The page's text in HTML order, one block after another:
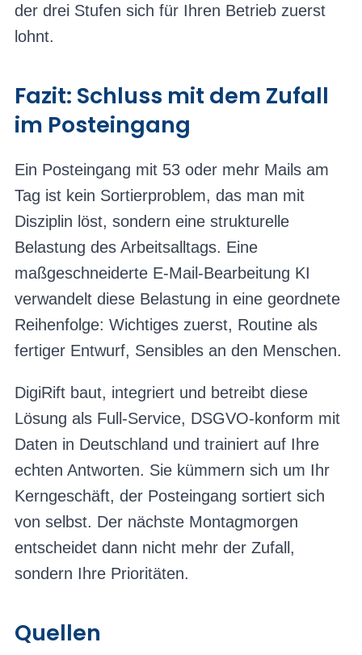
der drei Stufen sich für Ihren Betrieb zuerst
lohnt.
Fazit: Schluss mit dem Zufall
im Posteingang
Ein Posteingang mit 53 oder mehr Mails am
Tag ist kein Sortierproblem, das man mit
Disziplin löst, sondern eine strukturelle
Belastung des Arbeitsalltags. Eine
maßgeschneiderte E-Mail-Bearbeitung KI
verwandelt diese Belastung in eine geordnete
Reihenfolge: Wichtiges zuerst, Routine als
fertiger Entwurf, Sensibles an den Menschen.
DigiRift baut, integriert und betreibt diese
Lösung als Full-Service, DSGVO-konform mit
Daten in Deutschland und trainiert auf Ihre
echten Antworten. Sie kümmern sich um Ihr
Kerngeschäft, der Posteingang sortiert sich
von selbst. Der nächste Montagmorgen
entscheidet dann nicht mehr der Zufall,
sondern Ihre Prioritäten.
Quellen